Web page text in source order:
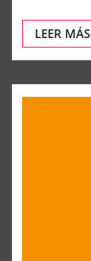
LEER MÁS